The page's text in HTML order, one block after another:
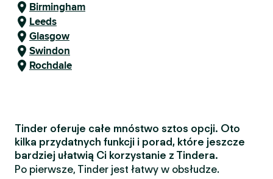
Birmingham
Leeds
Glasgow
Swindon
Rochdale
Tinder oferuje całe mnóstwo sztos opcji. Oto
kilka przydatnych funkcji i porad, które jeszcze
bardziej ułatwią Ci korzystanie z Tindera.
Po pierwsze, Tinder jest łatwy w obsłudze.